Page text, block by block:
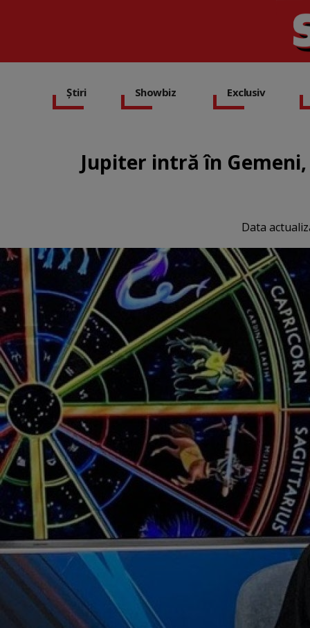
Știri Showbiz Exclusiv
Jupiter intră în
Data